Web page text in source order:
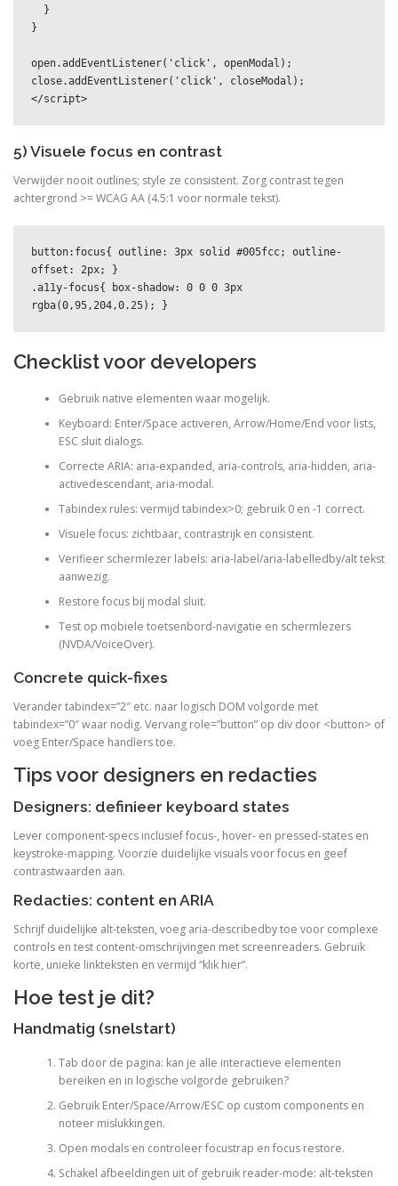
}
open.addEventListener('click', openModal);
close.addEventListener('click', closeModal);
</script>
5) Visuele focus en contrast
Verwijder nooit outlines; style ze consistent. Zorg contrast tegen
achtergrond >= WCAG AA (4.5:1 voor normale tekst).
button:focus{ outline: 3px solid #005fcc; outline-
offset: 2px; }
.a11y-focus{ box-shadow: 0 0 0 3px
rgba(0,95,204,0.25); }
Checklist voor developers
Gebruik native elementen waar mogelijk.
Keyboard: Enter/Space activeren, Arrow/Home/End voor lists,
ESC sluit dialogs.
Correcte ARIA: aria-expanded, aria-controls, aria-hidden, aria-
activedescendant, aria-modal.
Tabindex rules: vermijd tabindex>0; gebruik 0 en -1 correct.
Visuele focus: zichtbaar, contrastrijk en consistent.
Verifieer schermlezer labels: aria-label/aria-labelledby/alt tekst
aanwezig.
Restore focus bij modal sluit.
Test op mobiele toetsenbord-navigatie en schermlezers
(NVDA/VoiceOver).
Concrete quick-fixes
Verander tabindex=”2″ etc. naar logisch DOM volgorde met
tabindex=”0″ waar nodig. Vervang role=”button” op div door <button> of
voeg Enter/Space handlers toe.
Tips voor designers en redacties
Designers: definieer keyboard states
Lever component-specs inclusief focus-, hover- en pressed-states en
keystroke-mapping. Voorzie duidelijke visuals voor focus en geef
contrastwaarden aan.
Redacties: content en ARIA
Schrijf duidelijke alt-teksten, voeg aria-describedby toe voor complexe
controls en test content-omschrijvingen met screenreaders. Gebruik
korte, unieke linkteksten en vermijd “klik hier”.
Hoe test je dit?
Handmatig (snelstart)
Tab door de pagina: kan je alle interactieve elementen
bereiken en in logische volgorde gebruiken?
Gebruik Enter/Space/Arrow/ESC op custom components en
noteer mislukkingen.
Open modals en controleer focustrap en focus restore.
Schakel afbeeldingen uit of gebruik reader-mode: alt-teksten